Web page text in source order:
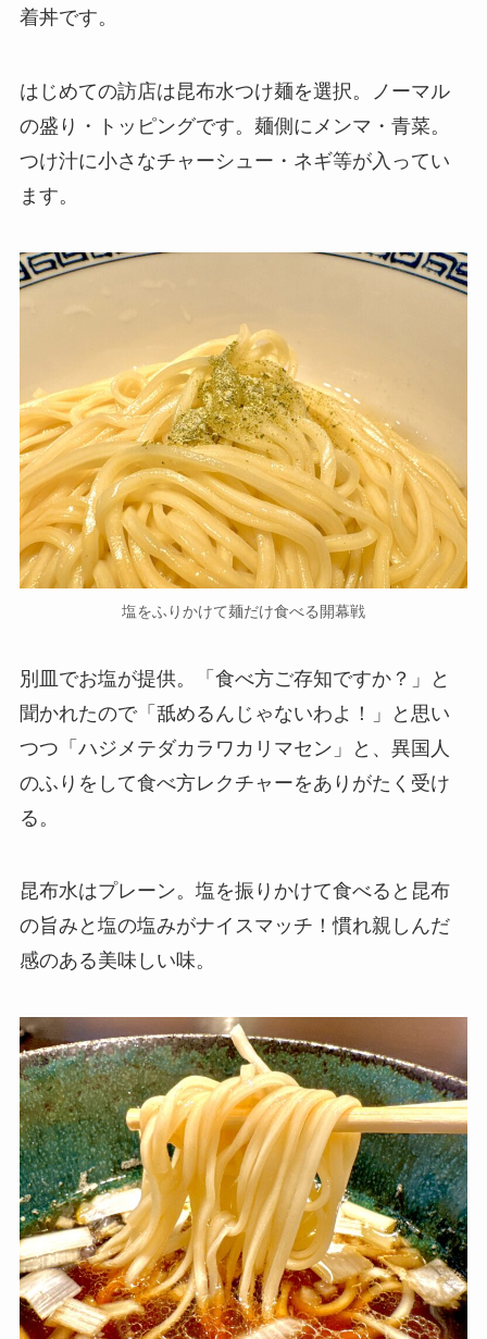
着丼です。
はじめての訪店は昆布水つけ麺を選択。ノーマル
の盛り・トッピングです。麺側にメンマ・青菜。
つけ汁に小さなチャーシュー・ネギ等が入ってい
ます。
塩をふりかけて麺だけ食べる開幕戦
別皿でお塩が提供。「食べ方ご存知ですか？」と
聞かれたので「舐めるんじゃないわよ！」と思い
つつ「ハジメテダカラワカリマセン」と、異国人
のふりをして食べ方レクチャーをありがたく受け
る。
昆布水はプレーン。塩を振りかけて食べると昆布
の旨みと塩の塩みがナイスマッチ！慣れ親しんだ
感のある美味しい味。